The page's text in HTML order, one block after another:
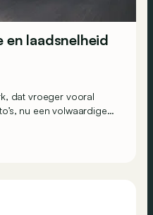
en laadsnelheid
dat vroeger vooral
nu een volwaardige
enorm accupakket en